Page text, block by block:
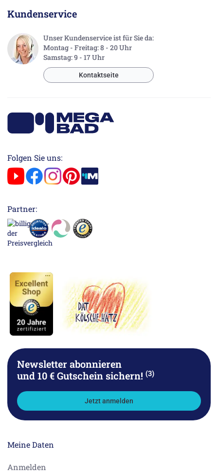
Kundenservice
Unser Kundenservice ist für Sie da:
Montag - Freitag: 8 - 20 Uhr
Samstag: 9 - 17 Uhr
Kontaktseite
Folgen Sie uns:
Partner:
Newsletter abonnieren
und 10 € Gutschein sichern! (3)
Jetzt anmelden
Meine Daten
Anmelden